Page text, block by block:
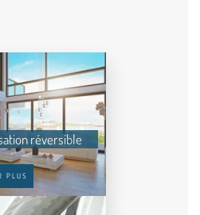
réversible
PLUS